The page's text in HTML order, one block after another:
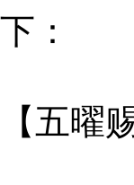
下：
【五曜